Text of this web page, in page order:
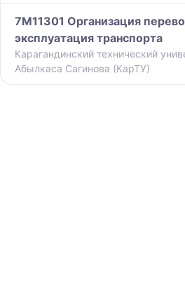
7M11301 Организация
эксплуатация транспорта
Карагандинский технический
Абылкаса Сагинова (КарТУ)